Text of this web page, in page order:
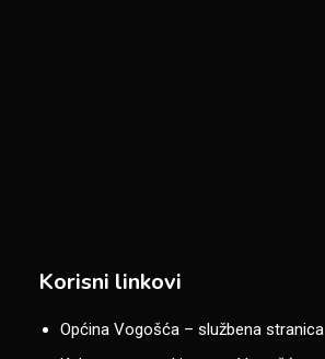
Korisni linkovi
Općina Vogošća – službena stranica